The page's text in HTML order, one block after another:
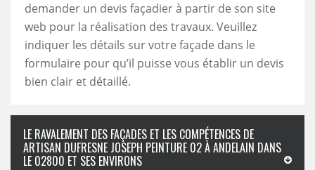
demander un devis façadier à partir de son site
web pour la réalisation des travaux. Veuillez
indiquer les détails sur votre façade dans le
formulaire pour qu’il puisse vous établir un devis
bien clair et détaillé.
LE RAVALEMENT DES FAÇADES ET LES COMPÉTENCES DE
ARTISAN DUFRESNE JOSEPH PEINTURE 02 À ANDELAIN DANS
LE 02800 ET SES ENVIRONS